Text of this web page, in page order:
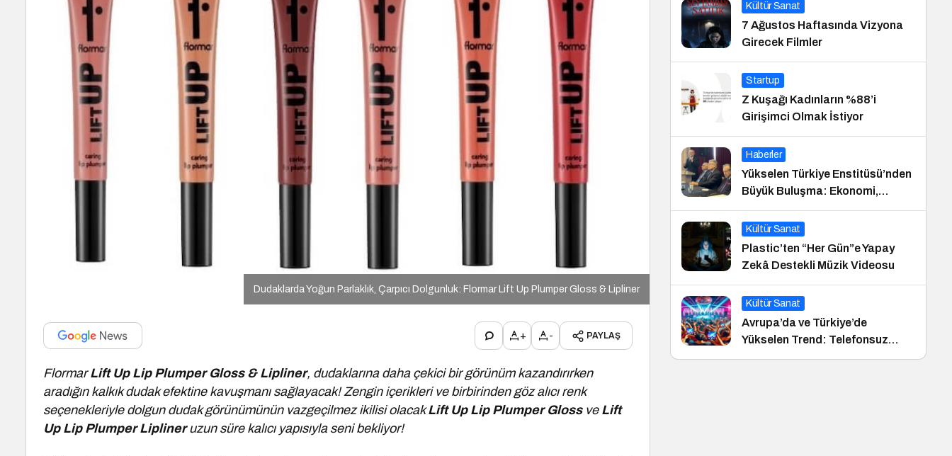
Dudaklarda Yoğun Parlaklık, Çarpıcı Dolgunluk: Flormar Lift Up Plumper Gloss & Lipliner
+ - PAYLAŞ
FlormarLift Up Lip Plumper Gloss & Lipliner, dudaklarına daha çekici bir görünüm kazandırırken
aradığın kalkık dudak efektine kavuşmanı sağlayacak! Zengin içerikleri ve birbirinden göz alıcı renk
seçenekleriyle dolgun dudak görünümünün vazgeçilmez ikilisi olacakLift Up Lip Plumper Glossve Lift
Up Lip Plumper Liplineruzun süre kalıcı yapısıyla seni bekliyor!
Kültür Sanat
7 Ağustos Haftasında Vizyona
Girecek Filmler
Startup
Z Kuşağı Kadınların %88’i
Girişimci Olmak İstiyor
Haberler
Yükselen Türkiye Enstitüsü’nden
Büyük Buluşma: Ekonomi,
Güvenlik Politikaları ve Hukuk
Konferansı
Kültür Sanat
Plastic’ten “Her Gün”e Yapay
Zekâ Destekli Müzik Videosu
Kültür Sanat
Avrupa’da ve Türkiye’de
Yükselen Trend: Telefonsuz
Gece Kulüpleri